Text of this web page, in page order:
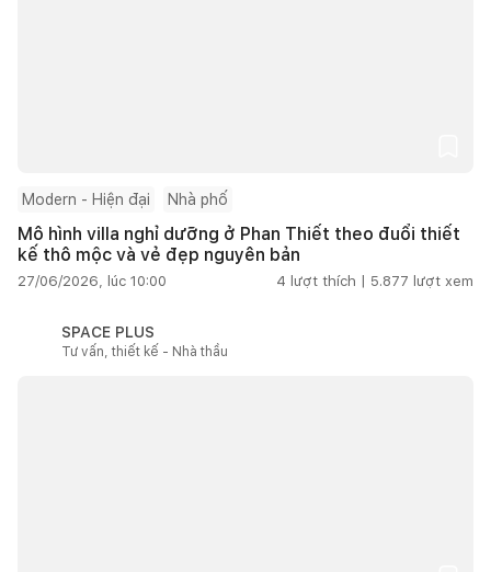
Modern - Hiện đại Nhà phố
Mô hình villa nghỉ dưỡng ở Phan Thiết theo đuổi thiết
kế thô mộc và vẻ đẹp nguyên bản
27/06/2026, lúc 10:00 4 lượt thích | 5.877 lượt xem
SPACE PLUS
Tư vấn, thiết kế - Nhà thầu